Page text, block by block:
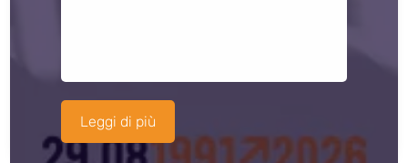
Leggi di più